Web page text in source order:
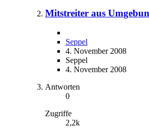
Mitstreiter aus
Seppel
4. November 2008
Seppel
4. November 2008
Antworten
0
Zugriffe
2,2k